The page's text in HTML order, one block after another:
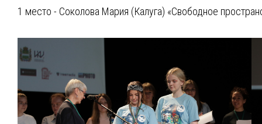
1 место - Соколова Мария (Калуга) «Свободное